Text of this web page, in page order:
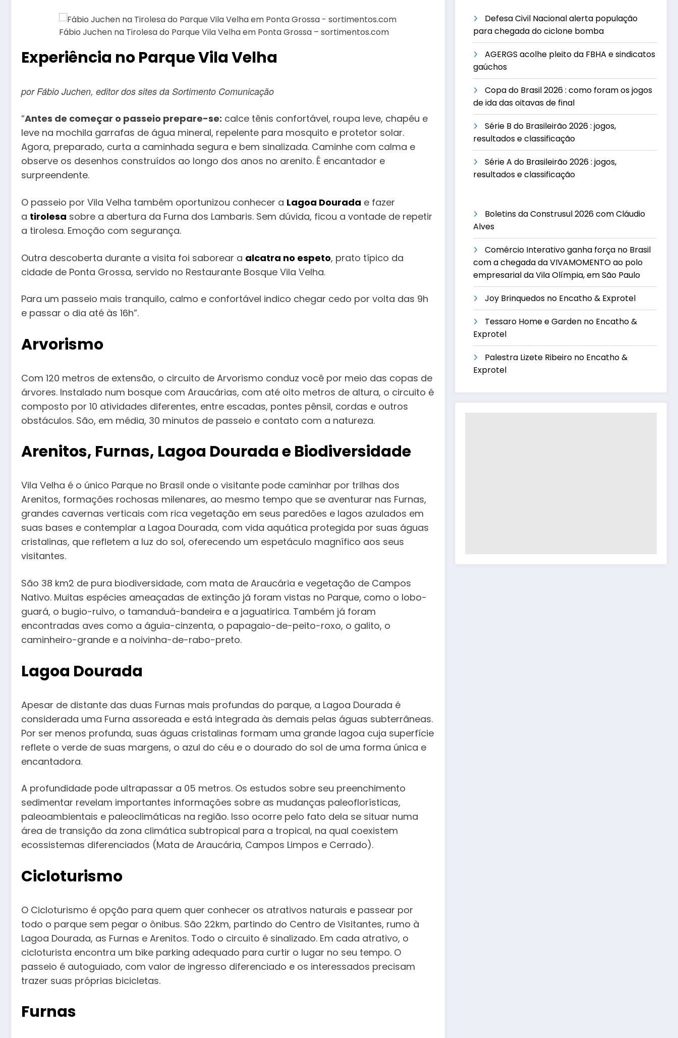
Fábio Juchen na Tirolesa do Parque Vila Velha em Ponta Grossa – sortimentos.com
Experiência no Parque Vila Velha
por Fábio Juchen, editor dos sites da Sortimento Comunicação
“Antes de começar o passeio prepare-se: calce tênis confortável, roupa leve, chapéu e
leve na mochila garrafas de água mineral, repelente para mosquito e protetor solar.
Agora, preparado, curta a caminhada segura e bem sinalizada. Caminhe com calma e
observe os desenhos construídos ao longo dos anos no arenito. É encantador e
surpreendente.
O passeio por Vila Velha também oportunizou conhecer a Lagoa Dourada e fazer
a tirolesa sobre a abertura da Furna dos Lambaris. Sem dúvida, ficou a vontade de repetir
a tirolesa. Emoção com segurança.
Outra descoberta durante a visita foi saborear a alcatra no espeto, prato típico da
cidade de Ponta Grossa, servido no Restaurante Bosque Vila Velha.
Para um passeio mais tranquilo, calmo e confortável indico chegar cedo por volta das 9h
e passar o dia até às 16h”.
Arvorismo
Com 120 metros de extensão, o circuito de Arvorismo conduz você por meio das copas de
árvores. Instalado num bosque com Araucárias, com até oito metros de altura, o circuito é
composto por 10 atividades diferentes, entre escadas, pontes pênsil, cordas e outros
obstáculos. São, em média, 30 minutos de passeio e contato com a natureza.
Arenitos, Furnas, Lagoa Dourada e Biodiversidade
Vila Velha é o único Parque no Brasil onde o visitante pode caminhar por trilhas dos
Arenitos, formações rochosas milenares, ao mesmo tempo que se aventurar nas Furnas,
grandes cavernas verticais com rica vegetação em seus paredões e lagos azulados em
suas bases e contemplar a Lagoa Dourada, com vida aquática protegida por suas águas
cristalinas, que refletem a luz do sol, oferecendo um espetáculo magnífico aos seus
visitantes.
São 38 km2 de pura biodiversidade, com mata de Araucária e vegetação de Campos
Nativo. Muitas espécies ameaçadas de extinção já foram vistas no Parque, como o lobo-
guará, o bugio-ruivo, o tamanduá-bandeira e a jaguatirica. Também já foram
encontradas aves como a águia-cinzenta, o papagaio-de-peito-roxo, o galito, o
caminheiro-grande e a noivinha-de-rabo-preto.
Lagoa Dourada
Apesar de distante das duas Furnas mais profundas do parque, a Lagoa Dourada é
considerada uma Furna assoreada e está integrada às demais pelas águas subterrâneas.
Por ser menos profunda, suas águas cristalinas formam uma grande lagoa cuja superfície
reflete o verde de suas margens, o azul do céu e o dourado do sol de uma forma única e
encantadora.
A profundidade pode ultrapassar a 05 metros. Os estudos sobre seu preenchimento
sedimentar revelam importantes informações sobre as mudanças paleoflorísticas,
paleoambientais e paleoclimáticas na região. Isso ocorre pelo fato dela se situar numa
área de transição da zona climática subtropical para a tropical, na qual coexistem
ecossistemas diferenciados (Mata de Araucária, Campos Limpos e Cerrado).
Cicloturismo
O Cicloturismo é opção para quem quer conhecer os atrativos naturais e passear por
todo o parque sem pegar o ônibus. São 22km, partindo do Centro de Visitantes, rumo à
Lagoa Dourada, as Furnas e Arenitos. Todo o circuito é sinalizado. Em cada atrativo, o
cicloturista encontra um bike parking adequado para curtir o lugar no seu tempo. O
passeio é autoguiado, com valor de ingresso diferenciado e os interessados precisam
trazer suas próprias bicicletas.
Furnas
Defesa Civil Nacional alerta população
para chegada do ciclone bomba
AGERGS acolhe pleito da FBHA e sindicatos
gaúchos
Copa do Brasil 2026 : como foram os jogos
de ida das oitavas de final
Série B do Brasileirão 2026 : jogos,
resultados e classificação
Série A do Brasileirão 2026 : jogos,
resultados e classificação
Boletins da Construsul 2026 com Cláudio
Alves
Comércio Interativo ganha força no Brasil
com a chegada da VIVAMOMENTO ao polo
empresarial da Vila Olímpia, em São Paulo
Joy Brinquedos no Encatho & Exprotel
Tessaro Home e Garden no Encatho &
Exprotel
Palestra Lizete Ribeiro no Encatho &
Exprotel